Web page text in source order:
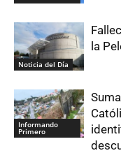
Noticia del Día
la
Informando
Primero